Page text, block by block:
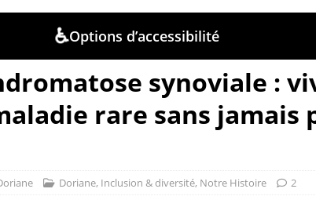
♿Options d’accessibilité
synoviale :
rare sans jamais
Doriane, Inclusion & diversité, Notre Histoire 2